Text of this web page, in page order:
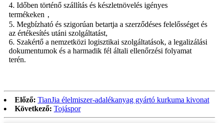
4. Időben történő szállítás és készletnövelés igényes
termékeken，
5. Megbízható és szigorúan betartja a szerződéses felelősséget és
az értékesítés utáni szolgáltatást,
6. Szakértő a nemzetközi logisztikai szolgáltatások, a legalizálási
dokumentumok és a harmadik fél általi ellenőrzési folyamat
terén.
Előző: TianJia élelmiszer-adalékanyag gyártó kurkuma kivonat
Következő: Tojáspor